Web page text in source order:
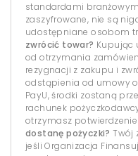
standardami
zaszyfrowane, nie są
udostępniane osobom
zwrócić towar? Kupując
od otrzymania
rezygnacji z zakupu i
odstąpienia od umowy
PayU, środki zostaną
rachunek
otrzymasz
dostanę pożyczki? Twój
jeśli Organizacja